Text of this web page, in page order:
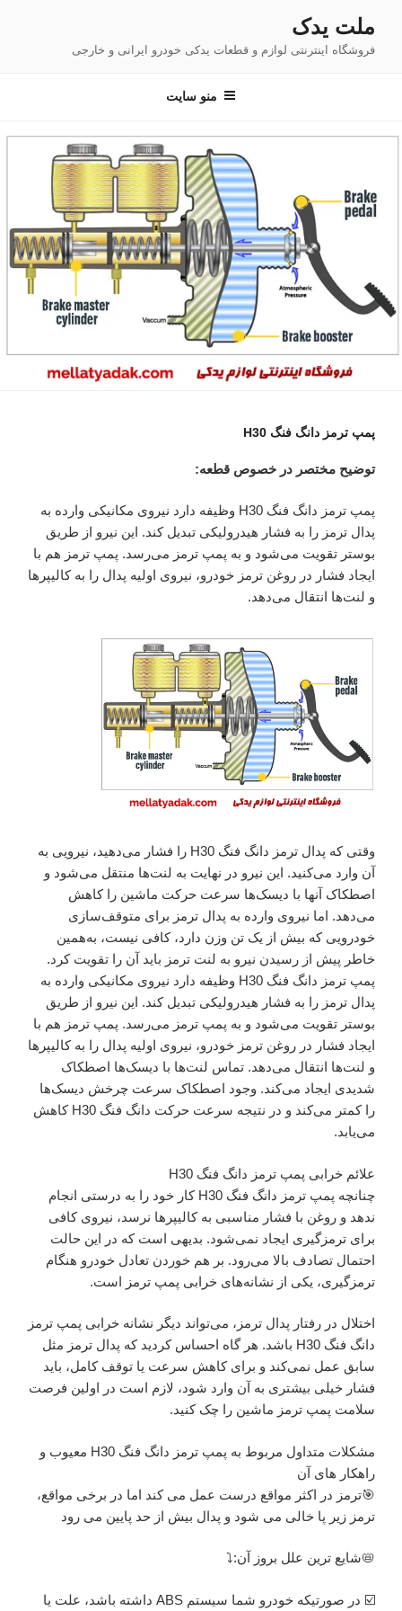
محتوا
ملت یدک
فروشگاه اینترنتی لوازم و قطعات یدکی خودرو ایرانی و خارجی
منو سایت
پمپ ترمز دانگ فنگ H30
توضیح مختصر در خصوص قطعه:
پمپ ترمز دانگ فنگ H30 وظیفه دارد نیروی مکانیکی وارده به
پدال ترمز را به فشار هیدرولیکی تبدیل کند. این نیرو از طریق
بوستر تقویت می‌شود و به پمپ ترمز می‌رسد. پمپ ترمز هم با
ایجاد فشار در روغن ترمز خودرو، نیروی اولیه پدال را به کالیپرها
و لنت‌ها انتقال می‌دهد.
وقتی که پدال ترمز دانگ فنگ H30 را فشار می‌دهید، نیرویی به
آن وارد می‌کنید. این نیرو در نهایت به لنت‌‌ها منتقل می‌شود و
اصطکاک آنها با دیسک‌ها سرعت حرکت ماشین را کاهش
می‌دهد. اما نیروی وارده به پدال ترمز برای متوقف‌سازی
خودرویی که بیش از یک تن وزن دارد، کافی نیست، به‌همین
خاطر پیش از رسیدن نیرو به لنت‌ ترمز باید آن را تقویت کرد.
پمپ ترمز دانگ فنگ H30 وظیفه دارد نیروی مکانیکی وارده به
پدال ترمز را به فشار هیدرولیکی تبدیل کند. این نیرو از طریق
بوستر تقویت می‌شود و به پمپ ترمز می‌رسد. پمپ ترمز هم با
ایجاد فشار در روغن ترمز خودرو، نیروی اولیه پدال را به کالیپرها
و لنت‌ها انتقال می‌دهد. تماس لنت‌ها با دیسک‌ها اصطکاک
شدیدی ایجاد می‌کند. وجود اصطکاک سرعت چرخش دیسک‌ها
را کمتر می‌کند و در نتیجه سرعت حرکت دانگ فنگ H30 کاهش
می‌یابد.
علائم خرابی پمپ ترمز دانگ فنگ H30
چنانچه پمپ ترمز دانگ فنگ H30 کار خود را به درستی انجام
ندهد و روغن با فشار مناسبی به کالیپرها نرسد، نیروی کافی
برای ترمزگیری ایجاد نمی‌شود. بدیهی است که در این حالت
احتمال تصادف بالا می‌رود. بر هم خوردن تعادل خودرو هنگام
ترمزگیری، یکی از نشانه‌های خرابی پمپ ترمز است.
اختلال در رفتار پدال ترمز، می‌تواند دیگر نشانه خرابی پمپ ترمز
دانگ فنگ H30 باشد. هر گاه احساس کردید که پدال ترمز مثل
سابق عمل نمی‌کند و برای کاهش سرعت یا توقف کامل، باید
فشار خیلی بیشتری به آن وارد شود، لازم است در اولین فرصت
سلامت پمپ ترمز ماشین را چک کنید.
مشکلات متداول مربوط به پمپ ترمز دانگ فنگ H30 معیوب و
راهکار های آن
🎯ترمز در اکثر مواقع درست عمل می کند اما در برخی مواقع،
ترمز زیر پا خالی می شود و پدال بیش از حد پایین می رود
📛شایع ترین علل بروز آن:⤵️
☑️ در صورتیکه خودرو شما سیستم ABS داشته باشد، علت یا